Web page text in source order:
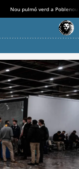
Nou pulmó verd a Poblenou